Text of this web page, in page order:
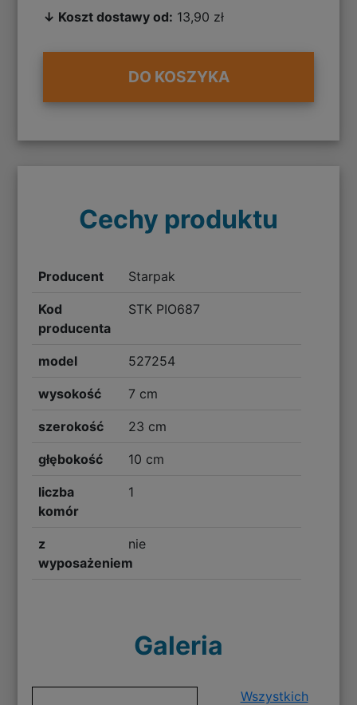
↓ Koszt dostawy od: 13,90 zł
DO KOSZYKA
Cechy produktu
Producent Starpak
Kod
producenta
STK PIO687
model 527254
wysokość 7 cm
szerokość 23 cm
głębokość 10 cm
liczba
komór
1
z
wyposażeniem
nie
Galeria
Wszystkich